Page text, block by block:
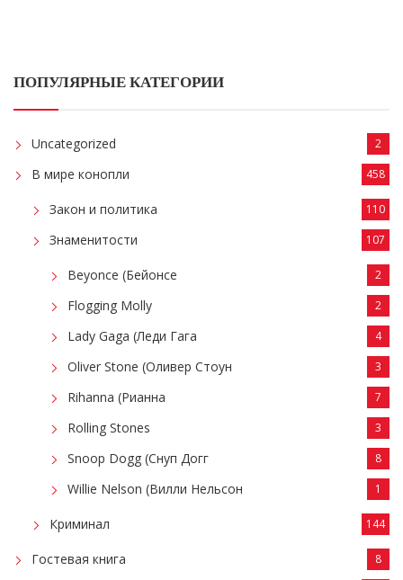
ПОПУЛЯРНЫЕ КАТЕГОРИИ
Uncategorized 2
В мире конопли 458
Закон и политика 110
Знаменитости 107
Beyonce (Бейонсе 2
Flogging Molly 2
Lady Gaga (Леди Гага 4
Oliver Stone (Оливер Стоун 3
Rihanna (Рианна 7
Rolling Stones 3
Snoop Dogg (Снуп Догг 8
Willie Nelson (Вилли Нельсон 1
Криминал 144
Гостевая книга 8